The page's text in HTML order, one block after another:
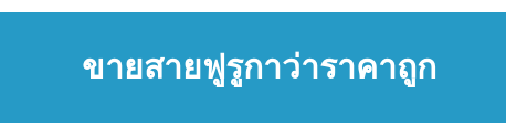
ขายสายฟูรูกาว่าราคาถูก